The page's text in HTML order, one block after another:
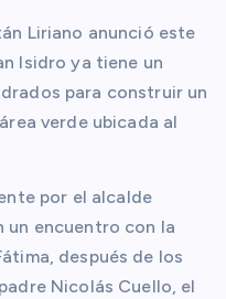
Liriano anunció este
Isidro ya tiene un
para construir un
verde ubicada al
por el alcalde
un encuentro con la
después de los
Nicolás Cuello, el